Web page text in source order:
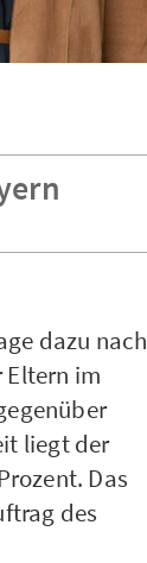
dazu nach
Eltern im
liegt der
Das
des